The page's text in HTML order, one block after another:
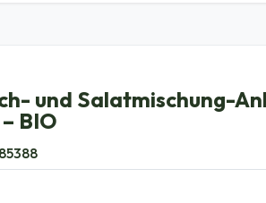
und Salatmischung-
BIO